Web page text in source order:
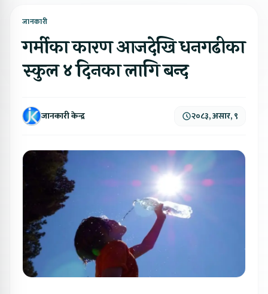
जानकारी
गर्मीका कारण आजदेखि धनगढीका
स्कुल ४ दिनका लागि बन्द
जानकारी केन्द्र २०८३, असार, ९